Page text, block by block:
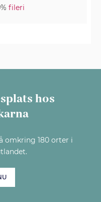
fileri
hos
omkring 180 orter i